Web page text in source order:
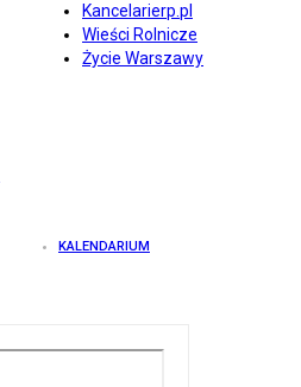
Kancelarierp.pl
Wieści Rolnicze
Życie Warszawy
KALENDARIUM